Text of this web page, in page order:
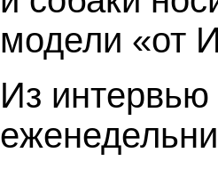
модели «от
Из интервью